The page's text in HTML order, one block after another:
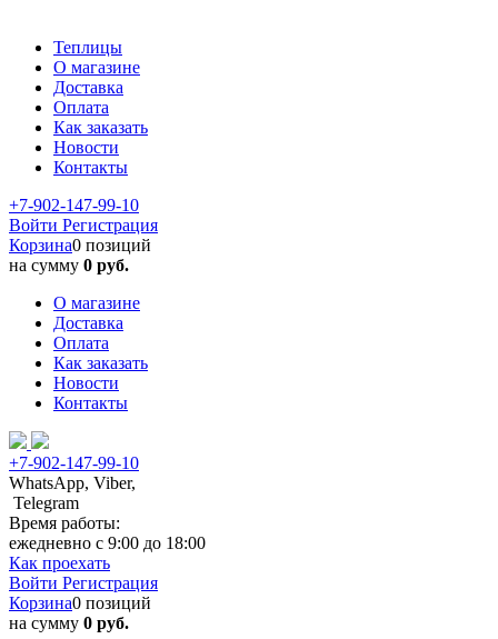
Теплицы
О магазине
Доставка
Оплата
Как заказать
Новости
Контакты
+7-902-147-99-10
Войти Регистрация
Корзина0 позиций
на сумму 0 руб.
О магазине
Доставка
Оплата
Как заказать
Новости
Контакты
+7-902-147-99-10
WhatsApp, Viber,
Telegram
Время работы:
ежедневно с 9:00 до 18:00
Как проехать
Войти Регистрация
Корзина0 позиций
на сумму 0 руб.